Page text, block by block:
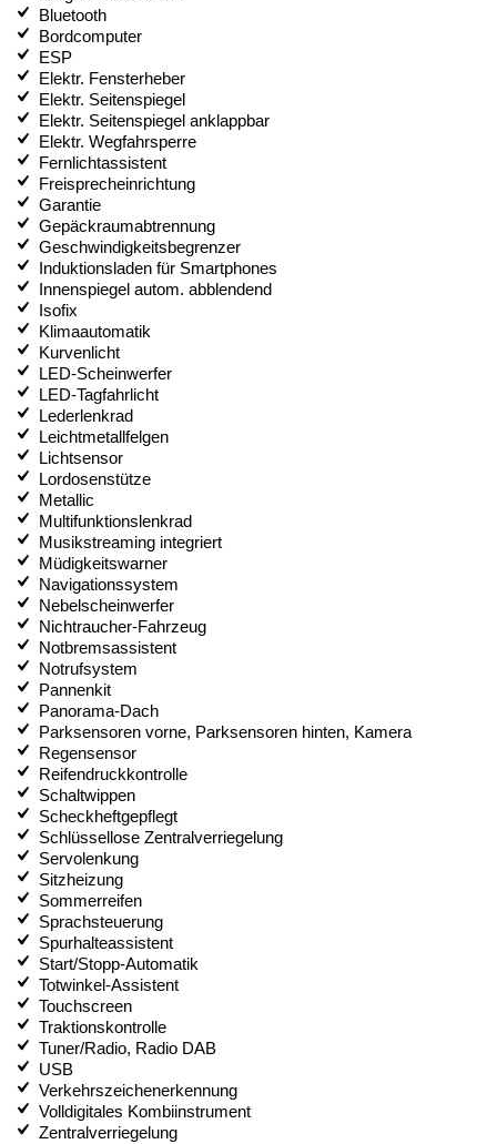
Bluetooth
Bordcomputer
ESP
Elektr. Fensterheber
Elektr. Seitenspiegel
Elektr. Seitenspiegel anklappbar
Elektr. Wegfahrsperre
Fernlichtassistent
Freisprecheinrichtung
Garantie
Gepäckraumabtrennung
Geschwindigkeitsbegrenzer
Induktionsladen für Smartphones
Innenspiegel autom. abblendend
Isofix
Klimaautomatik
Kurvenlicht
LED-Scheinwerfer
LED-Tagfahrlicht
Lederlenkrad
Leichtmetallfelgen
Lichtsensor
Lordosenstütze
Metallic
Multifunktionslenkrad
Musikstreaming integriert
Müdigkeitswarner
Navigationssystem
Nebelscheinwerfer
Nichtraucher-Fahrzeug
Notbremsassistent
Notrufsystem
Pannenkit
Panorama-Dach
Parksensoren vorne, Parksensoren hinten, Kamera
Regensensor
Reifendruckkontrolle
Schaltwippen
Scheckheftgepflegt
Schlüssellose Zentralverriegelung
Servolenkung
Sitzheizung
Sommerreifen
Sprachsteuerung
Spurhalteassistent
Start/Stopp-Automatik
Totwinkel-Assistent
Touchscreen
Traktionskontrolle
Tuner/Radio, Radio DAB
USB
Verkehrszeichenerkennung
Volldigitales Kombiinstrument
Zentralverriegelung